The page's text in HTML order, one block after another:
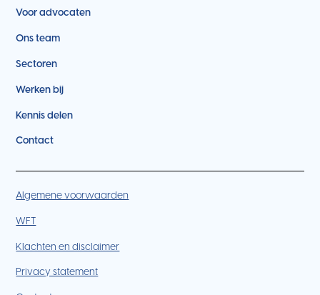
Voor advocaten
Ons team
Sectoren
Werken bij
Kennis delen
Contact
Algemene voorwaarden
WFT
Klachten en disclaimer
Privacy statement